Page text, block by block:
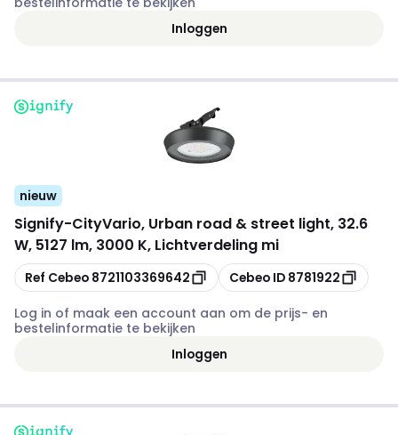
Inloggen
nieuw
Signify-CityVario, Urban road & street light, 32.6
W, 5127 lm, 3000 K, Lichtverdeling mi
Kopiëren
Ref Cebeo 8721103369642 Kopiëren
Cebeo ID 8781922
Log in of maak een account aan om de prijs- en
bestelinformatie te bekijken
Inloggen